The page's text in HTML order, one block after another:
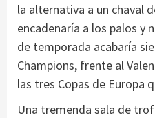
la alternativa a un chaval
encadenaría a los palos y
de temporada acabaría
Champions, frente al
las tres Copas de Europa
Una tremenda sala de